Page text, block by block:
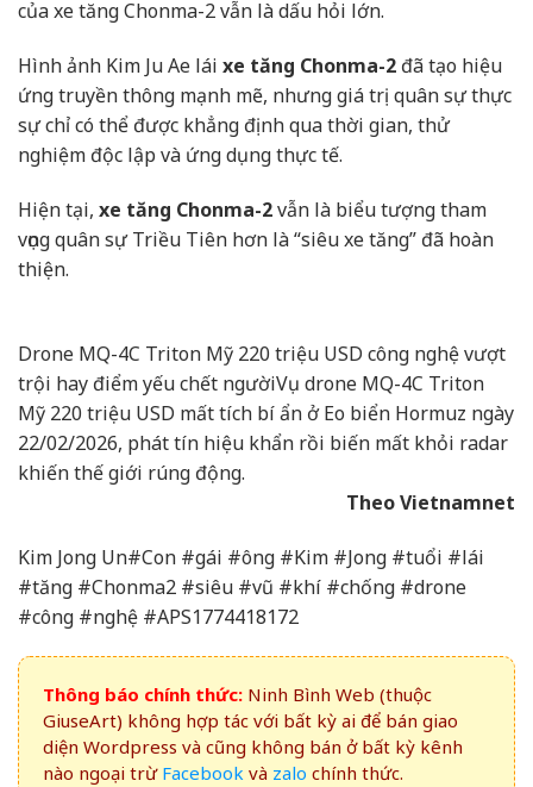
của xe tăng Chonma-2 vẫn là dấu hỏi lớn.
Hình ảnh Kim Ju Ae lái xe tăng Chonma-2 đã tạo hiệu
ứng truyền thông mạnh mẽ, nhưng giá trị quân sự thực
sự chỉ có thể được khẳng định qua thời gian, thử
nghiệm độc lập và ứng dụng thực tế.
Hiện tại, xe tăng Chonma-2vẫn là biểu tượng tham
vọng quân sự Triều Tiên hơn là “siêu xe tăng” đã hoàn
thiện.
Drone MQ-4C Triton Mỹ 220 triệu USD công nghệ vượt
trội hay điểm yếu chết ngườiVụ drone MQ-4C Triton
Mỹ 220 triệu USD mất tích bí ẩn ở Eo biển Hormuz ngày
22/02/2026, phát tín hiệu khẩn rồi biến mất khỏi radar
khiến thế giới rúng động.
Theo Vietnamnet
Kim Jong Un#Con #gái #ông #Kim #Jong #tuổi #lái
#tăng #Chonma2 #siêu #vũ #khí #chống #drone
#công #nghệ #APS1774418172
Thông báo chính thức: Ninh Bình Web (thuộc
GiuseArt) không hợp tác với bất kỳ ai để bán giao
diện Wordpress và cũng không bán ở bất kỳ kênh
nào ngoại trừ Facebook và zalo chính thức.